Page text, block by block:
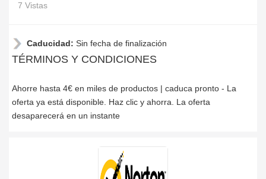
7 Vistas
Caducidad: Sin fecha de finalización
TÉRMINOS Y CONDICIONES
Ahorre hasta 4€ en miles de productos | caduca pronto - La
oferta ya está disponible. Haz clic y ahorra. La oferta
desaparecerá en un instante